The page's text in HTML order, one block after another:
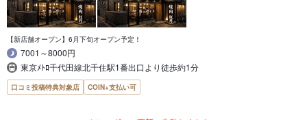
【新店舗オープン】6月下旬オープン予定！
7001～8000円
東京ﾒﾄﾛ千代田線北千住駅1番出口より徒歩約1分
口コミ投稿特典対象店 COIN+支払い可